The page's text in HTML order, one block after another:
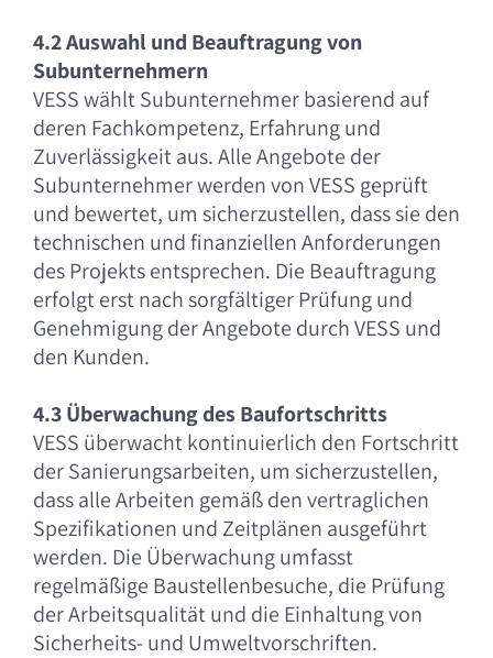
4.2 Auswahl und Beauftragung von
Subunternehmern
VESS wählt Subunternehmer basierend auf
deren Fachkompetenz, Erfahrung und
Zuverlässigkeit aus. Alle Angebote der
Subunternehmer werden von VESS geprüft
und bewertet, um sicherzustellen, dass sie den
technischen und finanziellen Anforderungen
des Projekts entsprechen. Die Beauftragung
erfolgt erst nach sorgfältiger Prüfung und
Genehmigung der Angebote durch VESS und
den Kunden.
4.3 Überwachung des Baufortschritts
VESS überwacht kontinuierlich den Fortschritt
der Sanierungsarbeiten, um sicherzustellen,
dass alle Arbeiten gemäß den vertraglichen
Spezifikationen und Zeitplänen ausgeführt
werden. Die Überwachung umfasst
regelmäßige Baustellenbesuche, die Prüfung
der Arbeitsqualität und die Einhaltung von
Sicherheits- und Umweltvorschriften.